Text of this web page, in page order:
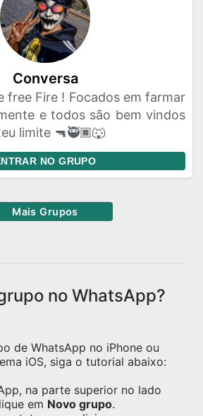
Conversa
free Fire ! Focados em farmar
e todos são bem vindos
limite 🔫🥷🏿🐺
NO GRUPO
Mais Grupos
no WhatsApp?
de WhatsApp no iPhone ou
iOS, siga o tutorial abaixo:
na parte superior no lado
em Novo grupo.